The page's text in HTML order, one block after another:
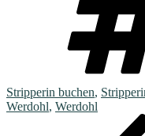
Stripperin buchen,
Werdohl, Werdohl